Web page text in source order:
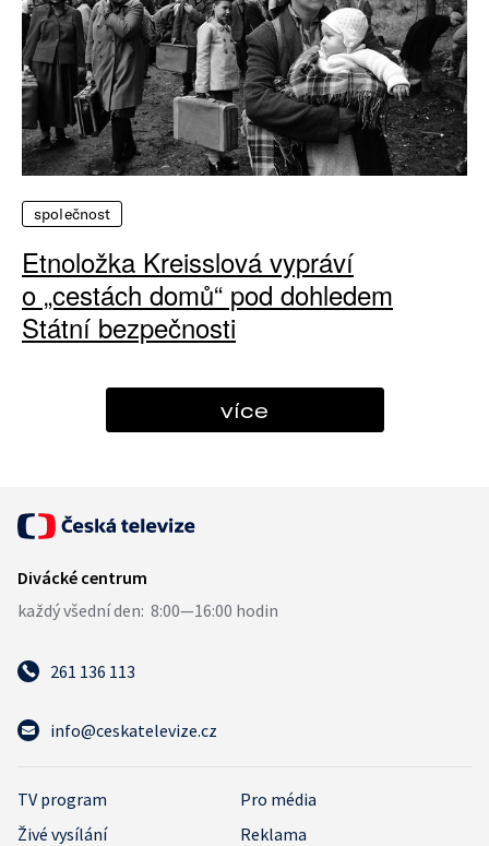
společnost
Etnoložka Kreisslová vypráví
o „cestách domů“ pod dohledem
Státní bezpečnosti
více
261 136 113
info@ceskatelevize.cz
TV program
Pro média
Živé vysílání
Reklama